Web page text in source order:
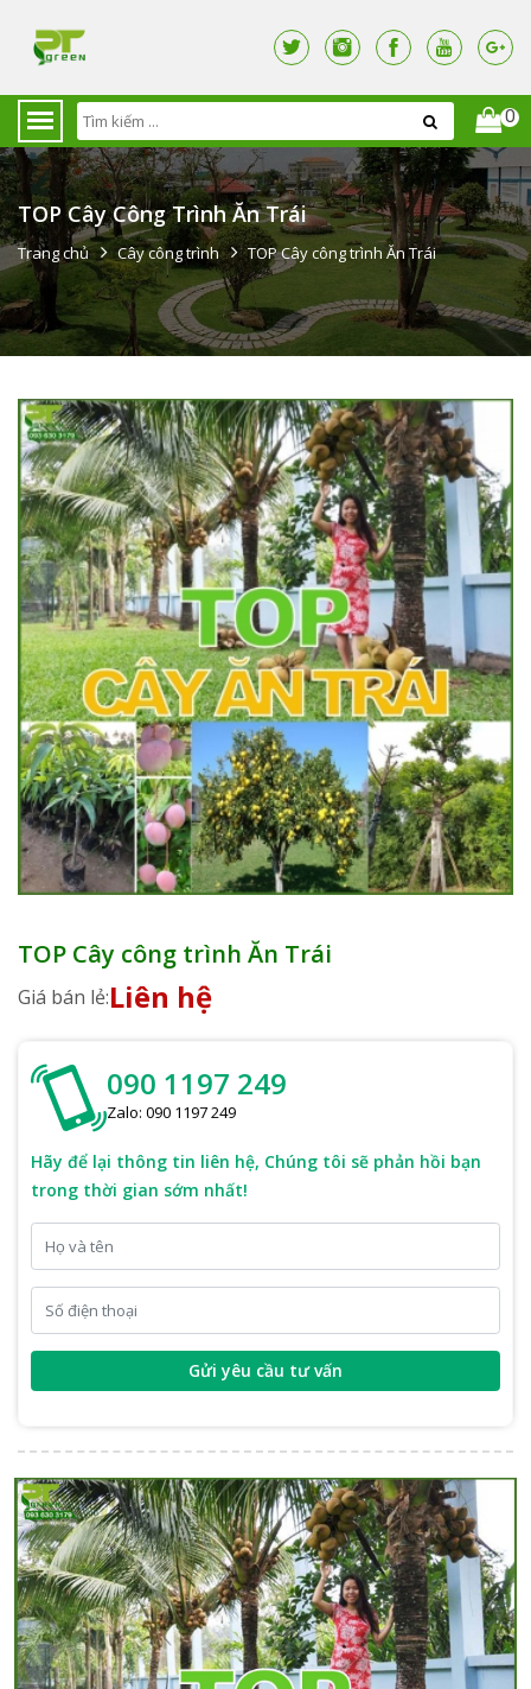
0
TOP Cây Công Trình Ăn Trái
Trang chủ Cây công trình TOP Cây công trình Ăn Trái
TOP Cây công trình Ăn Trái
Giá bán lẻ:Liên hệ
090 1197 249
Zalo: 090 1197 249
Hãy để lại thông tin liên hệ, Chúng tôi sẽ phản hồi bạn
trong thời gian sớm nhất!
Gửi yêu cầu tư vấn